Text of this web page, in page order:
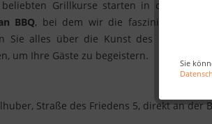
Sie
beliebten Grillkurse starten in die neue
BBQ, bei dem wir die faszinierende
Sie alles über die Kunst des Grillens,
um Ihre Gäste zu begeistern.
Straße des Friedens 5, direkt an der